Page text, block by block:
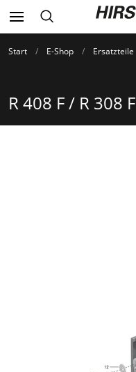
Start E-Shop Ersatzteile
R 408 F / R 308 F